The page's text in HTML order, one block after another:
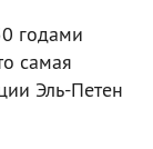
годами
самая
Эль-Петен